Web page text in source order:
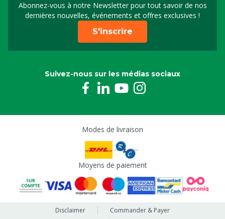
Abonnez-vous à notre Newsletter pour tout savoir de nos
dernières nouvelles, événements et offres exclusives !
Inscrivez-vous à notre
S'inscrire
Suivez-nous sur les médias sociaux
Modes de livraison
Moyens de paiement
Disclaimer
Commander & Payer